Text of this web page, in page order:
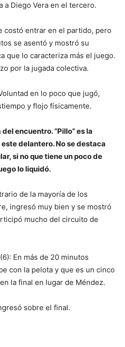
a Diego Vera en el tercero.
costó entrar en el partido, pero
se asentó y mostró su
que lo caracteriza más el juego.
por la jugada colectiva.
en lo poco que jugó,
y flojo físicamente.
encuentro. “Pillo” es la
delantero. No se destaca
si no que tiene un poco de
lo liquidó.
de la mayoría de los
ingresó muy bien y se mostró
mucho del circuito de
En más de 20 minutos
con la pelota y que es un cinco
la final en lugar de Méndez.
sobre el final.